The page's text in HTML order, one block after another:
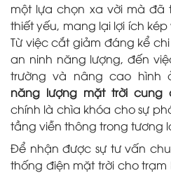
một lựa chọn xa vời mà đã
thiết yếu, mang lại lợi ích
Từ việc cắt giảm đáng kể
an ninh năng lượng, đến
trường và nâng cao hình
năng lượng mặt trời cung
chính là chìa khóa cho sự
tầng viễn thông trong tương
Để nhận được sự tư vấn
thống điện mặt trời cho trạm